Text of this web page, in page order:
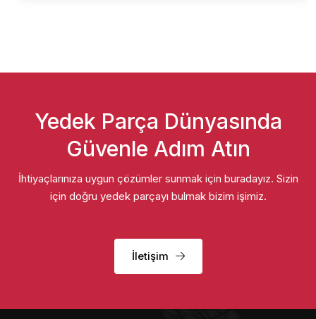
Yedek Parça Dünyasında
Güvenle Adım Atın
İhtiyaçlarınıza uygun çözümler sunmak için buradayız. Sizin
için doğru yedek parçayı bulmak bizim işimiz.
İletişim